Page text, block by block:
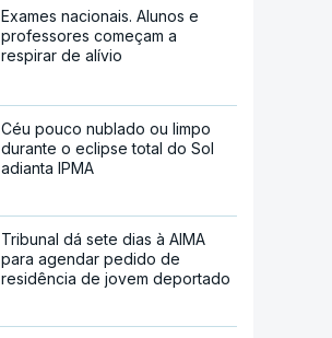
Exames nacionais. Alunos e
professores começam a
respirar de alívio
Céu pouco nublado ou limpo
durante o eclipse total do Sol
adianta IPMA
Tribunal dá sete dias à AIMA
para agendar pedido de
residência de jovem deportado